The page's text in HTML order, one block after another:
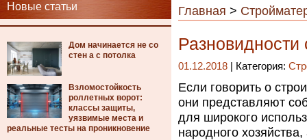
Новые статьи
Дом начинается не со
стен а с потолка
Взломостойкость
роллетных ворот:
классы защиты,
уязвимые места и
реальные тесты на проникновение
Главная >
Разновидности
01.12.2018 | Категория:
Если говорить о
они представляют
для широкого
народного